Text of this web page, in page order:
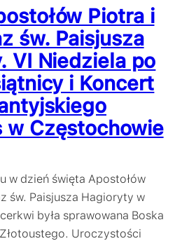
Piotra i
św. Paisjusza
VI Niedziela po
i Koncert
w Częstochowie
w dzień święta Apostołów
św. Paisjusza Hagioryty w
była sprawowana Boska
Uroczystości